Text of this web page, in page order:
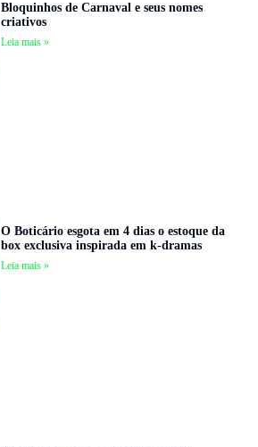
Bloquinhos de Carnaval e seus nomes
criativos
Leia mais »
O Boticário esgota em 4 dias o estoque da
box exclusiva inspirada em k-dramas
Leia mais »